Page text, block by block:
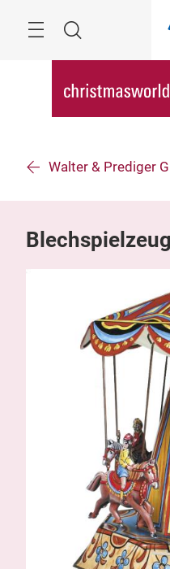
Suche
Walter & Prediger
Blechspielzeug